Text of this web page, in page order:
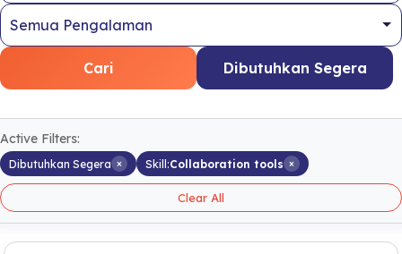
Cari Dibutuhkan Segera
Active Filters:
Dibutuhkan Segera × Skill:Collaboration tools ×
Clear All